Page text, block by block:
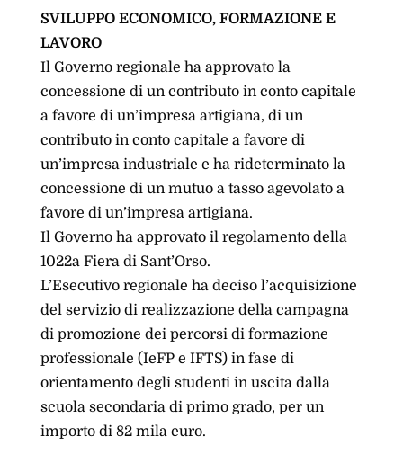
SVILUPPO ECONOMICO, FORMAZIONE E
LAVORO
Il Governo regionale ha approvato la
concessione di un contributo in conto capitale
a favore di un’impresa artigiana, di un
contributo in conto capitale a favore di
un’impresa industriale e ha rideterminato la
concessione di un mutuo a tasso agevolato a
favore di un’impresa artigiana.
Il Governo ha approvato il regolamento della
1022a Fiera di Sant’Orso.
L’Esecutivo regionale ha deciso l’acquisizione
del servizio di realizzazione della campagna
di promozione dei percorsi di formazione
professionale (IeFP e IFTS) in fase di
orientamento degli studenti in uscita dalla
scuola secondaria di primo grado, per un
importo di 82 mila euro.